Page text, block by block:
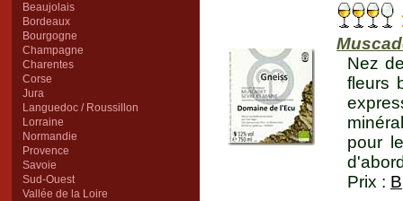
Beaujolais
Bordeaux
Bourgogne
Champagne
Charentes
Corse
Jura
Languedoc / Roussillon
Lorraine
Normandie
Provence
Savoie
Sud-Ouest
Vallée de la Loire
Nez
fleurs
pour
Prix : B